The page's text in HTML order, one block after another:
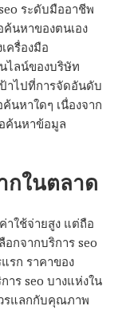
ระดับมืออาชีพ
นหาของตนเอง
ครื่องมือ
ไลน์ของบริษัท
าไปที่การจัดอันดับ
นหาใดๆ เนื่องจาก
ค้นหาข้อมูล
กในตลาด
าใช้จ่ายสูง แต่ถือ
กจากบริการ seo
รก ราคาของ
าร seo บางแห่งใน
รแลกกับคุณภาพ